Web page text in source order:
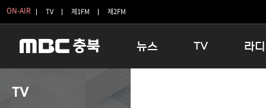
ON-AIR TV 제1FM 제2FM
뉴스 TV 라
TV